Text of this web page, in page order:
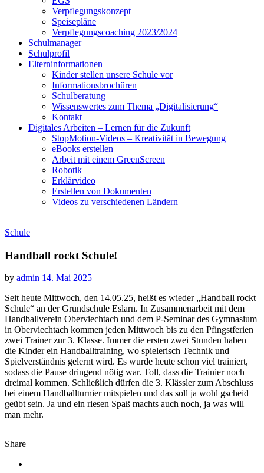
Verpflegungskonzept
Speisepläne
Verpflegungscoaching 2023/2024
Schulmanager
Schulprofil
Elterninformationen
Kinder stellen unsere Schule vor
Informationsbrochüren
Schulberatung
Wissenswertes zum Thema „Digitalisierung“
Kontakt
Digitales Arbeiten – Lernen für die Zukunft
StopMotion-Videos – Kreativität in Bewegung
eBooks erstellen
Arbeit mit einem GreenScreen
Robotik
Erklärvideo
Erstellen von Dokumenten
Videos zu verschiedenen Ländern
Schule
Handball rockt Schule!
by admin 14. Mai 2025
Seit heute Mittwoch, den 14.05.25, heißt es wieder „Handball rockt
Schule“ an der Grundschule Eslarn. In Zusammenarbeit mit dem
Handballverein Oberviechtach und dem P-Seminar des Gymnasium
in Oberviechtach kommen jeden Mittwoch bis zu den Pfingstferien
zwei Trainer zur 3. Klasse. Immer die ersten zwei Stunden haben
die Kinder ein Handballtraining, wo spielerisch Technik und
Spielverständnis gelernt wird. Es wurde heute schon viel trainiert,
sodass die Pause dringend nötig war. Toll, dass die Trainier noch
dreimal kommen. Schließlich dürfen die 3. Klässler zum Abschluss
bei einem Handballturnier mitspielen und das soll ja wohl gscheid
geübt sein. Ja und ein riesen Spaß machts auch noch, ja was will
man mehr.
Share